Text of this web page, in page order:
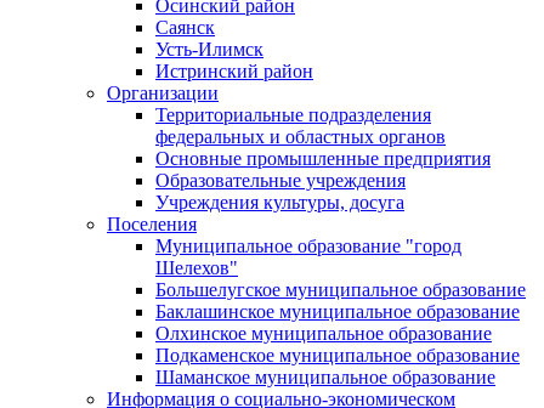
Осинский район
Саянск
Усть-Илимск
Истринский район
Организации
Территориальные подразделения
федеральных и областных органов
Основные промышленные предприятия
Образовательные учреждения
Учреждения культуры, досуга
Поселения
Муниципальное образование "город
Шелехов"
Большелугское муниципальное образование
Баклашинское муниципальное образование
Олхинское муниципальное образование
Подкаменское муниципальное образование
Шаманское муниципальное образование
Информация о социально-экономическом